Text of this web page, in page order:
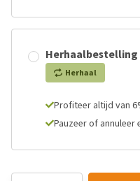
Herhaalbestelling
Herhaal
Profiteer altijd van
Pauzeer of